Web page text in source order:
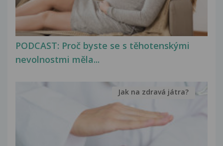
PODCAST: Proč byste se s těhotenskými
nevolnostmi měla...
Jak na zdravá játra?